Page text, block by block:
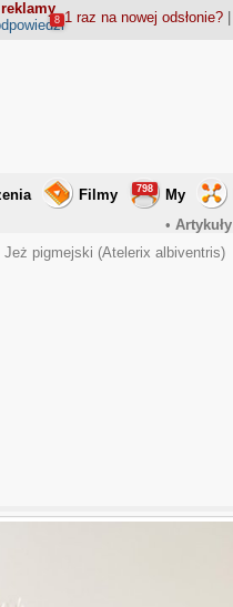
1 raz na nowej odsłonie?|
8
Filmy My
798
• Artykuły
Jeż pigmejski (Atelerix albiventris)